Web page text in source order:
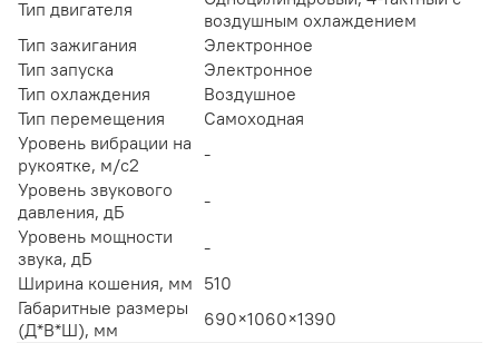
Тип двигателя
воздушным охлаждением
Тип зажигания
Электронное
Тип запуска
Электронное
Тип охлаждения
Воздушное
Тип перемещения
Самоходная
Уровень вибрации на
рукоятке, м/с2
-
Уровень звукового
давления, дБ
-
Уровень мощности
звука, дБ
-
Ширина кошения, мм 510
Габаритные размеры
(Д*В*Ш), мм
690×1060×1390